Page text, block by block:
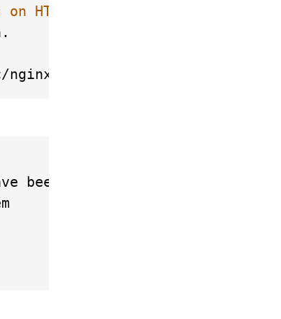
HTTPS. You can undo this
been saved at: